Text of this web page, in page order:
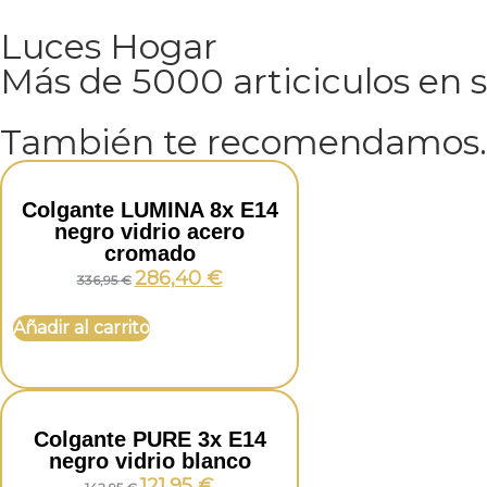
Luces Hogar
Más de 5000 articiculos en
También te
Colgante LUMINA 8x E14
negro vidrio acero
cromado
336,95€ 286,40 €
Añadir al carrito
Colgante PURE 3x E14
negro vidrio blanco